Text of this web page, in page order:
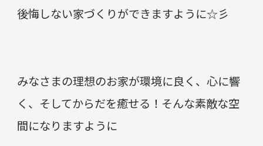
後悔しない家づくりができますように☆彡
みなさまの理想のお家が環境に良く、心に響
く、そしてからだを癒せる！そんな素敵な空
間になりますように